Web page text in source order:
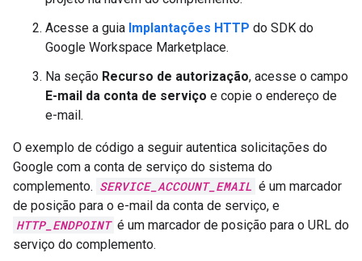
Acesse a guia Implantações HTTP do SDK do
Google Workspace Marketplace.
Na seção Recurso de autorização, acesse o campo
E-mail da conta de serviço e copie o endereço de
e-mail.
O exemplo de código a seguir autentica solicitações do
Google com a conta de serviço do sistema do
complemento. SERVICE_ACCOUNT_EMAIL é um marcador
de posição para o e-mail da conta de serviço, e
HTTP_ENDPOINT é um marcador de posição para o URL do
serviço do complemento.